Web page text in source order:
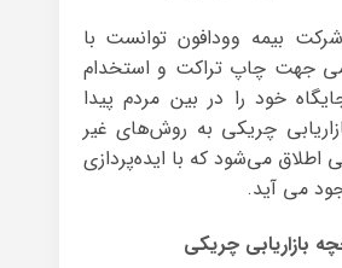
شرکت بیمه وودافون توانست با
جهت چاپ تراکت و استخدام
خود را در بین مردم پیدا
چریکی به روش‌های غیر
اطلاق می‌شود که با ایده‌پردازی
می آید.
بازاریابی چریکی